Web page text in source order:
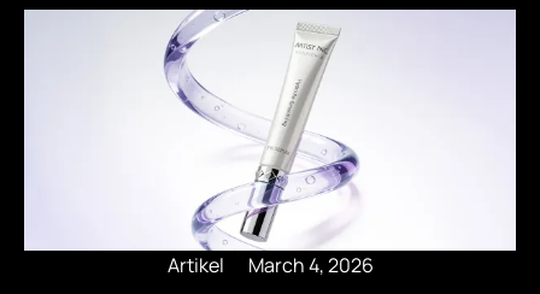
Artikel March 4, 2026